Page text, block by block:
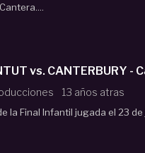
vs. CANTERBURY
13 años atras
la Final Infantil jugada el 23